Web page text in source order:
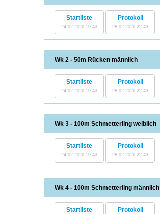
Startliste
24.02.2026 19:43
Protokoll
28.02.2026 22:43
Wk 2 - 50m Rücken männlich
Startliste
24.02.2026 19:43
Protokoll
28.02.2026 22:43
Wk 3 - 100m Schmetterling weiblich
Startliste
24.02.2026 19:43
Protokoll
28.02.2026 22:43
Wk 4 - 100m Schmetterling männlich
Startliste Protokoll